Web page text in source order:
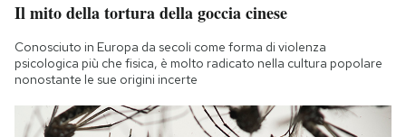
Il mito della tortura della goccia cinese
Conosciuto in Europa da secoli come forma di violenza
psicologica più che fisica, è molto radicato nella cultura popolare
nonostante le sue origini incerte